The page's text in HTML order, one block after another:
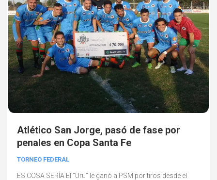
Atlético San Jorge, pasó de fase por
penales en Copa Santa Fe
TORNEO FEDERAL
ES COSA SERÍA El “Uru” le ganó a PSM por tiros desde el